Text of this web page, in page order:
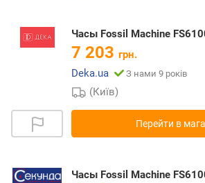
Часы Fossil Machine
7 203 грн.
Deka.ua
З нами 9 років
(Київ)
Перейти в
Часы Fossil Machine